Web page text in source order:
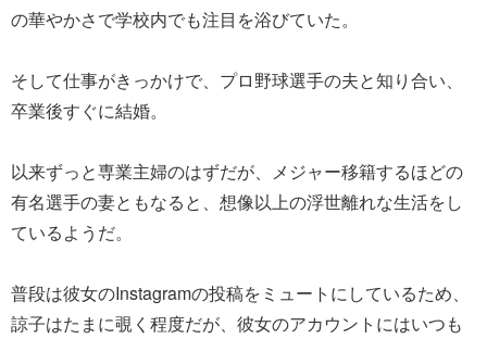
の華やかさで学校内でも注目を浴びていた。
そして仕事がきっかけで、プロ野球選手の夫と知り合い、
卒業後すぐに結婚。
以来ずっと専業主婦のはずだが、メジャー移籍するほどの
有名選手の妻ともなると、想像以上の浮世離れな生活をし
ているようだ。
普段は彼女のInstagramの投稿をミュートにしているため、
諒子はたまに覗く程度だが、彼女のアカウントにはいつも